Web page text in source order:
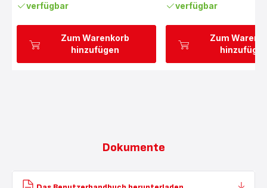
Zum Warenkorb
hinzufügen
verfügbar
Zum
verfügbar
Dokumente